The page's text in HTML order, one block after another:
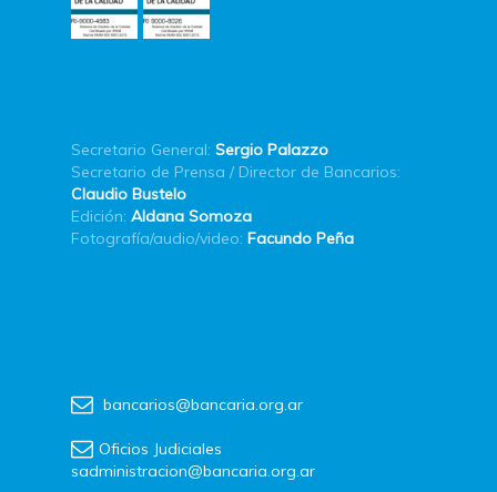
Secretario General: Sergio Palazzo
Secretario de Prensa / Director de Bancarios:
Claudio Bustelo
Edición: Aldana Somoza
Fotografía/audio/video: Facundo Peña
bancarios@bancaria.org.ar
Oficios Judiciales
sadministracion@bancaria.org.ar